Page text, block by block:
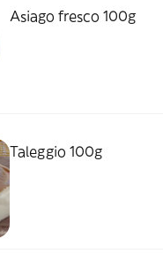
Asiago fresco 100g
Taleggio 100g